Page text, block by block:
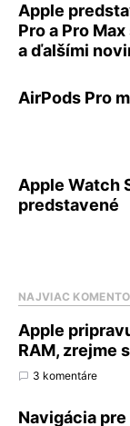
Apple
Pro a Pro
a ďalšími
AirPods Pro
Apple Watch
predstavené
NAJVIAC
Apple
RAM, zrejme
3 komentáre
Navigácia